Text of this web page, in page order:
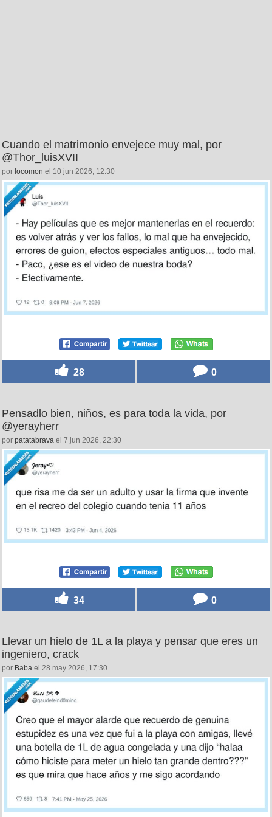
Cuando el matrimonio envejece muy mal, por
@Thor_luisXVII
por locomon el 10 jun 2026, 12:30
28 0
Pensadlo bien, niños, es para toda la vida, por
@yerayherr
por patatabrava el 7 jun 2026, 22:30
34 0
Llevar un hielo de 1L a la playa y pensar que eres un
ingeniero, crack
por Baba el 28 may 2026, 17:30